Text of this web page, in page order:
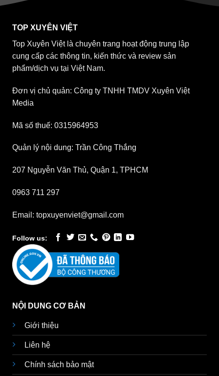
TOP XUYÊN VIỆT
Top Xuyên Việt là chuyên trang hoạt động trung lập
cung cấp các thông tin, kiến thức và review sản
phẩm/dịch vụ tại Việt Nam.
Đơn vị chủ quản: Công ty TNHH TMDV Xuyên Việt
Media
Mã số thuế: 0315964953
Quản lý nội dung: Trần Công Thắng
207 Nguyễn Văn Thủ, Quận 1, TPHCM
0963 711 297
Email: topxuyenviet@gmail.com
Follow us:
NỘI DUNG CƠ BẢN
Giới thiệu
Liên hệ
Chính sách bảo mật